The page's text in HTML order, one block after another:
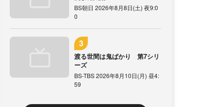
BS朝日 2026年8月8日(土) 夜9:0
0
渡る世間は鬼ばかり 第7シリ
ーズ
BS-TBS 2026年8月10日(月) 昼4:
59